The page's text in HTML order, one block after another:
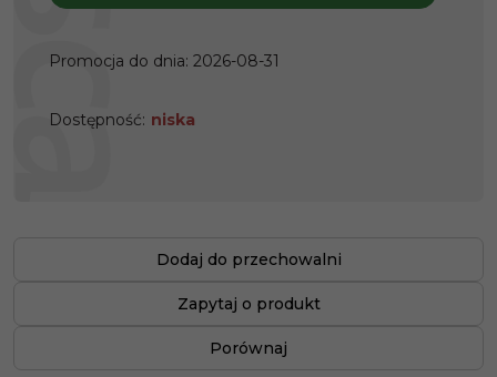
Promocja do dnia: 2026-08-31
Dostępność: niska
Dodaj do przechowalni
Zapytaj o produkt
Porównaj